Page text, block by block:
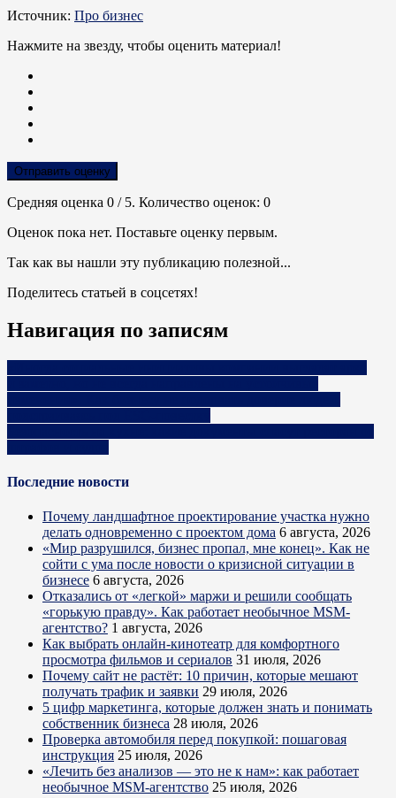
Источник: Про бизнес
Нажмите на звезду, чтобы оценить материал!
Отправить оценку
Средняя оценка 0 / 5. Количество оценок: 0
Оценок пока нет. Поставьте оценку первым.
Так как вы нашли эту публикацию полезной...
Поделитесь статьей в соцсетях!
Навигация по записям
Последние новости
Почему ландшафтное проектирование участка нужно
делать одновременно с проектом дома 6 августа, 2026
«Мир разрушился, бизнес пропал, мне конец». Как не
сойти с ума после новости о кризисной ситуации в
бизнесе 6 августа, 2026
Отказались от «легкой» маржи и решили сообщать
«горькую правду». Как работает необычное MSM-
агентство? 1 августа, 2026
Как выбрать онлайн-кинотеатр для комфортного
просмотра фильмов и сериалов 31 июля, 2026
Почему сайт не растёт: 10 причин, которые мешают
получать трафик и заявки 29 июля, 2026
5 цифр маркетинга, которые должен знать и понимать
собственник бизнеса 28 июля, 2026
Проверка автомобиля перед покупкой: пошаговая
инструкция 25 июля, 2026
«Лечить без анализов — это не к нам»: как работает
необычное MSM-агентство 25 июля, 2026